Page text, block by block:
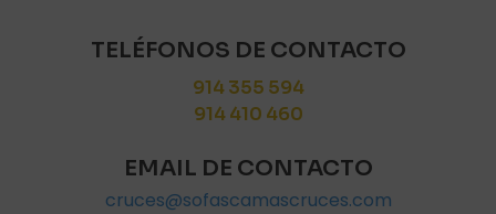
TELÉFONOS DE CONTACTO
914 355 594
914 410 460
EMAIL DE CONTACTO
cruces@sofascamascruces.com